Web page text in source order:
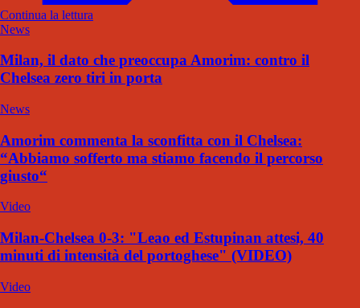
Continua la lettura
News
Milan, il dato che preoccupa Amorim: contro il
Chelsea zero tiri in porta
News
Amorim commenta la sconfitta con il Chelsea:
“Abbiamo sofferto ma stiamo facendo il percorso
giusto“
Video
Milan-Chelsea 0-3: "Leao ed Estupinan attesi, 40
minuti di intensità del portoghese" (VIDEO)
Video